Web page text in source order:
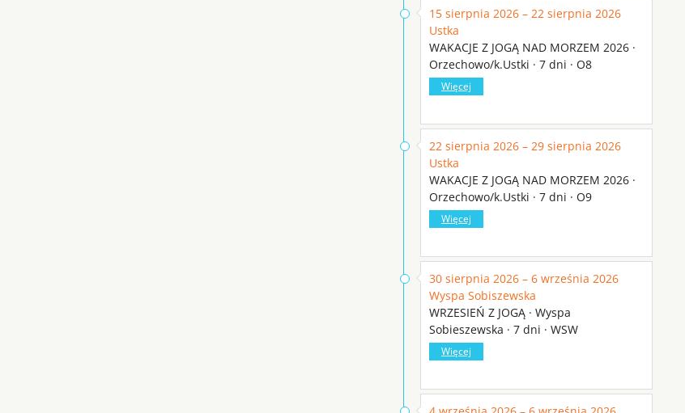
15 sierpnia 2026 – 22 sierpnia 2026
Ustka
WAKACJE Z JOGĄ NAD MORZEM 2026 ·
Orzechowo/k.Ustki · 7 dni · O8
Więcej
22 sierpnia 2026 – 29 sierpnia 2026
Ustka
WAKACJE Z JOGĄ NAD MORZEM 2026 ·
Orzechowo/k.Ustki · 7 dni · O9
Więcej
30 sierpnia 2026 – 6 września 2026
Wyspa Sobiszewska
WRZESIEŃ Z JOGĄ · Wyspa
Sobieszewska · 7 dni · WSW
Więcej